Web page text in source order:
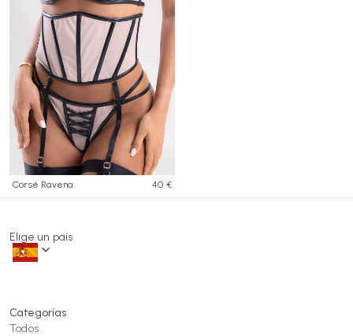
Corsé Ravena 40 €
Elige un país
Categorías
Todos